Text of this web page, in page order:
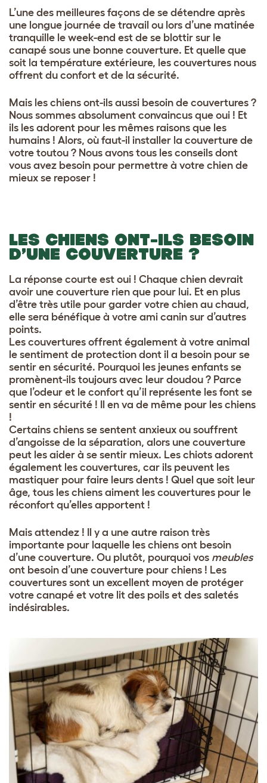
L’une des meilleures façons de se détendre après
une longue journée de travail ou lors d’une matinée
tranquille le week-end est de se blottir sur le
canapé sous une bonne couverture. Et quelle que
soit la température extérieure, les couvertures nous
offrent du confort et de la sécurité.
Mais les chiens ont-ils aussi besoin de couvertures ?
Nous sommes absolument convaincus que oui ! Et
ils les adorent pour les mêmes raisons que les
humains ! Alors, où faut-il installer la couverture de
votre toutou ? Nous avons tous les conseils dont
vous avez besoin pour permettre à votre chien de
mieux se reposer !
LES CHIENS ONT-ILS BESOIN
D’UNE COUVERTURE ?
La réponse courte est oui ! Chaque chien devrait
avoir une couverture rien que pour lui. Et en plus
d’être très utile pour garder votre chien au chaud,
elle sera bénéfique à votre ami canin sur d’autres
points.
Les couvertures offrent également à votre animal
le sentiment de protection dont il a besoin pour se
sentir en sécurité. Pourquoi les jeunes enfants se
promènent-ils toujours avec leur doudou ? Parce
que l’odeur et le confort qu’il représente les font se
sentir en sécurité ! Il en va de même pour les chiens
!
Certains chiens se sentent anxieux ou souffrent
d’angoisse de la séparation, alors une couverture
peut les aider à se sentir mieux. Les chiots adorent
également les couvertures, car ils peuvent les
mastiquer pour faire leurs dents ! Quel que soit leur
âge, tous les chiens aiment les couvertures pour le
réconfort qu’elles apportent !
Mais attendez ! Il y a une autre raison très
importante pour laquelle les chiens ont besoin
d’une couverture. Ou plutôt, pourquoi vos meubles
ont besoin d’une couverture pour chiens ! Les
couvertures sont un excellent moyen de protéger
votre canapé et votre lit des poils et des saletés
indésirables.